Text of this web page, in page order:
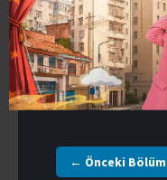
← Önceki Bölüm